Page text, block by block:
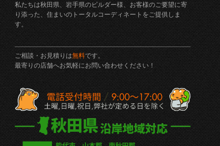
私たちは秋田県、岩手県のビルダー様、お客様のご要望に寄
り添った、住まいのトータルコーディネートをご提供しま
す。
ご相談・お見積りは無料です。
最寄りの店舗へお気軽にお問い合わせください！